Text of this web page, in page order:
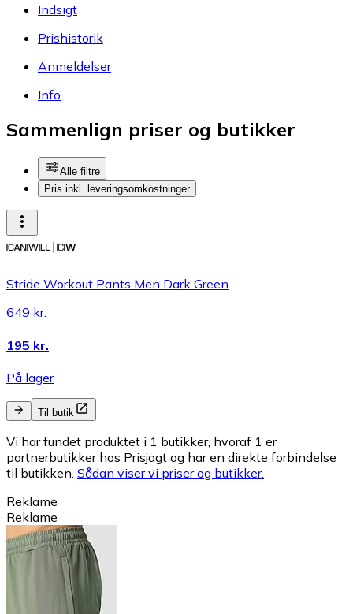
Indsigt
Prishistorik
Anmeldelser
Info
Sammenlign priser og butikker
Alle filtre
Pris inkl. leveringsomkostninger
Stride Workout Pants Men Dark Green
649 kr.
195 kr.
På lager
Til butik
Vi har fundet produktet i 1 butikker, hvoraf 1 er
partnerbutikker hos Prisjagt og har en direkte forbindelse
til butikken. Sådan viser vi priser og butikker.
Reklame
Reklame